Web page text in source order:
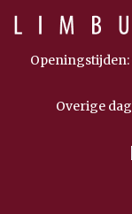
Openingstijden:
Overige